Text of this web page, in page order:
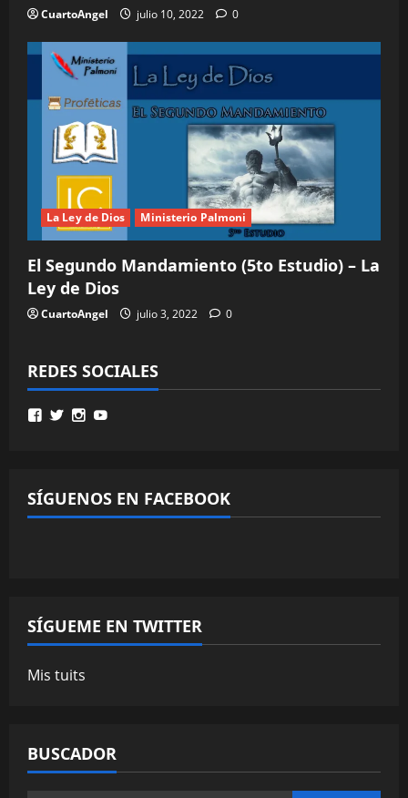
CuartoAngel julio 10, 2022 0
La Ley de Dios Ministerio Palmoni
El Segundo Mandamiento (5to Estudio) – La
Ley de Dios
CuartoAngel julio 3, 2022 0
REDES SOCIALES
Ver
Facebook
VerVerVer
SÍGUENOS EN FACEBOOK
SÍGUEME EN TWITTER
Mis tuits
BUSCADOR